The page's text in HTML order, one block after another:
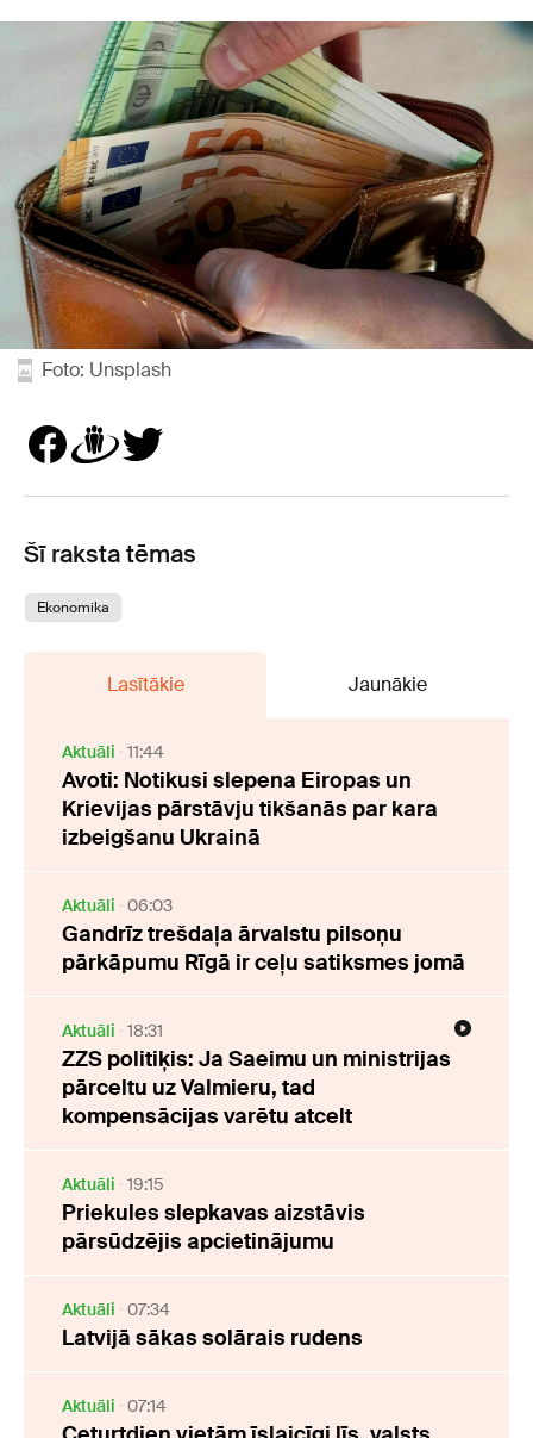
Foto: Unsplash
Šī raksta tēmas
Ekonomika
Lasītākie Jaunākie
Aktuāli 11:44
Avoti: Notikusi slepena Eiropas un
Krievijas pārstāvju tikšanās par kara
izbeigšanu Ukrainā
Aktuāli 06:03
Gandrīz trešdaļa ārvalstu pilsoņu
pārkāpumu Rīgā ir ceļu satiksmes jomā
Aktuāli 18:31
ZZS politiķis: Ja Saeimu un ministrijas
pārceltu uz Valmieru, tad
kompensācijas varētu atcelt
Aktuāli 19:15
Priekules slepkavas aizstāvis
pārsūdzējis apcietinājumu
Aktuāli 07:34
Latvijā sākas solārais rudens
Aktuāli 07:14